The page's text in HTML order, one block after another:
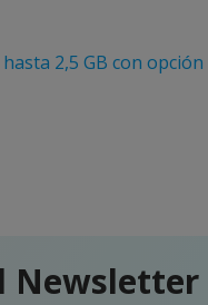
2,5 GB con opción
Newsletter